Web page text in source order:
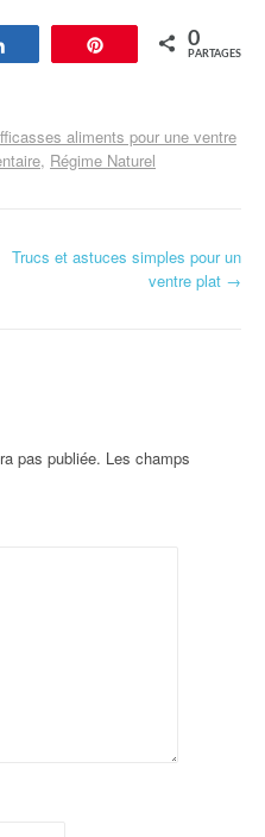
Enregistrer
0
PARTAGES
aliments pour une ventre
Régime Naturel
Trucs et astuces simples pour un
ventre plat →
pas publiée. Les champs